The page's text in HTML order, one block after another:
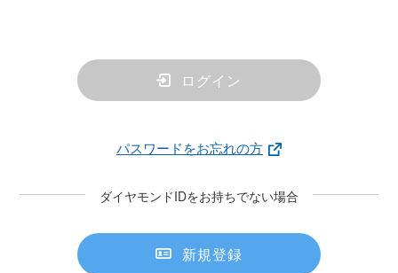
ログイン
パスワードをお忘れの方
ダイヤモンドIDをお持ちでない場合
新規登録